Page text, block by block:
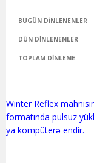
BUGÜN DINLENENLER
DÜN DINLENENLER
TOPLAM DINLEME
Winter Reflex
formatında pulsuz
ya kompüterə endir.